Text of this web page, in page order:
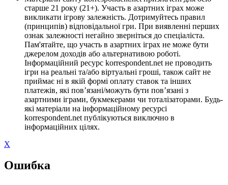
старше 21 року (21+). Участь в азартних іграх може
викликати ігрову залежність. Дотримуйтесь правил
(принципів) відповідальної гри. При виявленні перших
ознак залежності негайно зверніться до спеціаліста.
Пам'ятайте, що участь в азартних іграх не може бути
джерелом доходів або альтернативою роботі.
Інформаційний ресурс korrespondent.net не проводить
ігри на реальні та/або віртуальні гроші, також сайт не
приймає ні в якій формі оплату ставок та інших
платежів, які пов’язані/можуть бути пов’язані з
азартними іграми, букмекерами чи тоталізаторами. Будь-
які матеріали на інформаційному ресурсі
korrespondent.net публікуються виключно в
інформаційних цілях.
X
Ошибка